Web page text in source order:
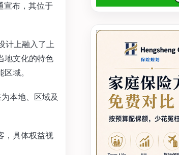
宣布，其位于
计上融入了上
地文化的特色
域。
本地、区域及
，具体权益视